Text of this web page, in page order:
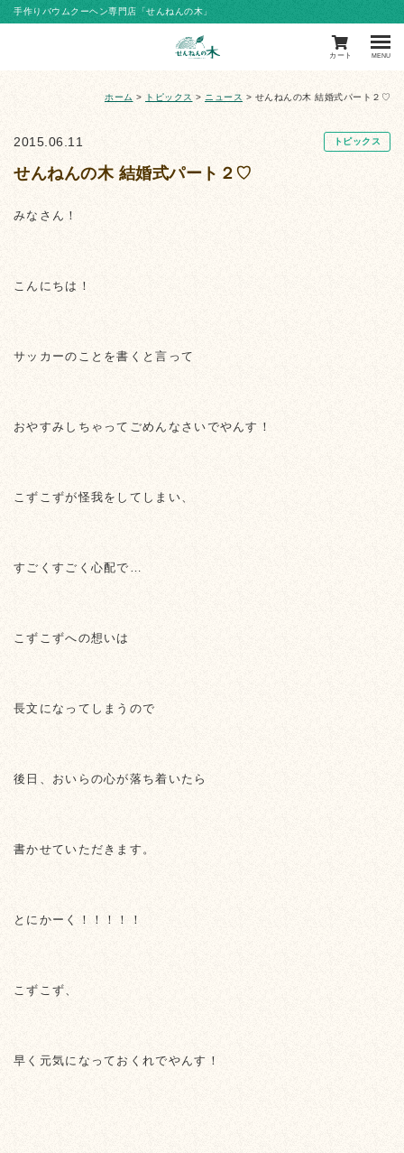
手作りバウムクーヘン専門店「せんねんの木」
カート MENU
ホーム > トピックス > ニュース > せんねんの木 結婚式パート２♡
トピックス
2015.06.11
せんねんの木 結婚式パート２♡
みなさん！
こんにちは！
サッカーのことを書くと言って
おやすみしちゃってごめんなさいでやんす！
こずこずが怪我をしてしまい、
すごくすごく心配で…
こずこずへの想いは
長文になってしまうので
後日、おいらの心が落ち着いたら
書かせていただきます。
とにかーく！！！！！
こずこず、
早く元気になっておくれでやんす！